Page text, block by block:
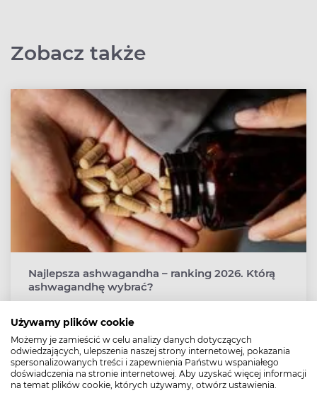
Używamy plików cookie
Możemy je zamieścić w celu analizy danych dotyczących
odwiedzających, ulepszenia naszej strony internetowej, pokazania
spersonalizowanych treści i zapewnienia Państwu wspaniałego
doświadczenia na stronie internetowej. Aby uzyskać więcej informacji
na temat plików cookie, których używamy, otwórz ustawienia.
Zobacz także
Najlepsza ashwagandha – ranking 2026. Którą
ashwagandhę wybrać?
stosowanych dla zniwelowania stresu, napięcia
psychicznego i problemów ze snem. Preparaty z witanią
ospałą mogą się jednak znacząco różnić składem,
rodzajem ekstraktu i standaryzacją.